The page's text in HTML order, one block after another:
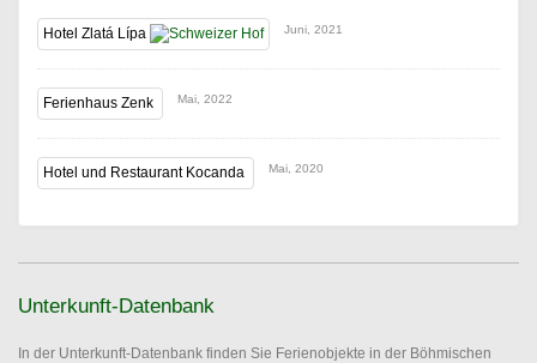
Hotel Zlatá Lípa Juni, 2021
Ferienhaus Zenk Mai, 2022
Hotel und Restaurant Kocanda Mai, 2020
Unterkunft-Datenbank
In der Unterkunft-Datenbank finden Sie Ferienobjekte in der Böhmischen